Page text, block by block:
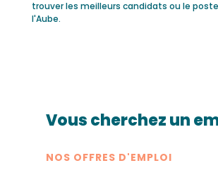
trouver les meilleurs candidats ou le
l'Aube.
Vous cherchez un
NOS OFFRES D'EMPLOI